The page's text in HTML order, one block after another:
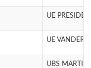
UE
UE
UBS